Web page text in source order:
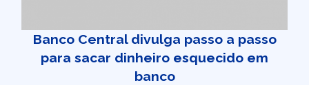
Banco Central divulga passo a passo
para sacar dinheiro esquecido em
banco